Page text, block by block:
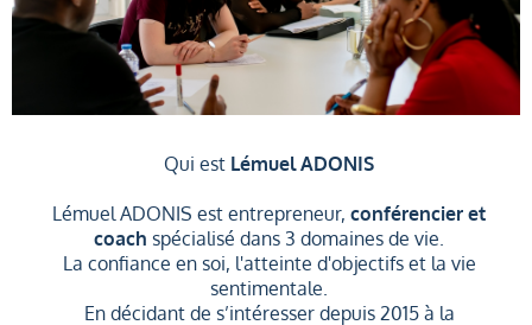
Qui est Lémuel ADONIS
Lémuel ADONIS est entrepreneur, conférencier et
coach spécialisé dans 3 domaines de vie.
La confiance en soi, l'atteinte d'objectifs et la vie
sentimentale.
En décidant de s’intéresser depuis 2015 à la